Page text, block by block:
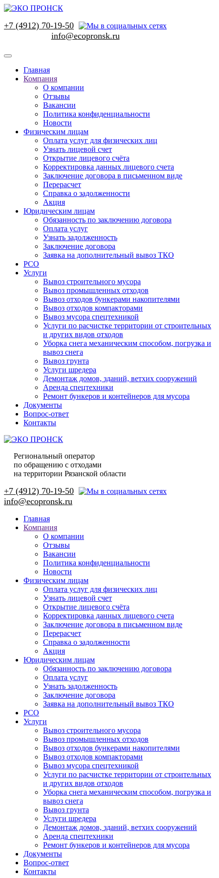
+7 (4912) 70-19-50
Главная
Компания
О компании
Отзывы
Вакансии
Политика конфиденциальности
Новости
Физическим лицам
Оплата услуг для физических лиц
Узнать лицевой счет
Открытие лицевого счёта
Корректировка данных лицевого счета
Заключение договора в письменном виде
Перерасчет
Справка о задолженности
Акция
Юридическим лицам
Обязанность по заключению договора
Оплата услуг
Узнать задолженность
Заключение договора
Заявка на дополнительный вывоз ТКО
РСО
Услуги
Вывоз строительного мусора
Вывоз промышленных отходов
Вывоз отходов бункерами накопителями
Вывоз отходов компакторами
Вывоз мусора спецтехникой
Услуги по расчистке территории от строительных
и других видов отходов
Уборка снега механическим способом, погрузка и
вывоз снега
Вывоз грунта
Услуги шредера
Демонтаж домов, зданий, ветхих сооружений
Аренда спецтехники
Ремонт бункеров и контейнеров для мусора
Документы
Вопрос-ответ
Контакты
Региональный оператор
по обращению с отходами
на территории Рязанской области
+7 (4912) 70-19-50
Главная
Компания
О компании
Отзывы
Вакансии
Политика конфиденциальности
Новости
Физическим лицам
Оплата услуг для физических лиц
Узнать лицевой счет
Открытие лицевого счёта
Корректировка данных лицевого счета
Заключение договора в письменном виде
Перерасчет
Справка о задолженности
Акция
Юридическим лицам
Обязанность по заключению договора
Оплата услуг
Узнать задолженность
Заключение договора
Заявка на дополнительный вывоз ТКО
РСО
Услуги
Вывоз строительного мусора
Вывоз промышленных отходов
Вывоз отходов бункерами накопителями
Вывоз отходов компакторами
Вывоз мусора спецтехникой
Услуги по расчистке территории от строительных
и других видов отходов
Уборка снега механическим способом, погрузка и
вывоз снега
Вывоз грунта
Услуги шредера
Демонтаж домов, зданий, ветхих сооружений
Аренда спецтехники
Ремонт бункеров и контейнеров для мусора
Документы
Вопрос-ответ
Контакты